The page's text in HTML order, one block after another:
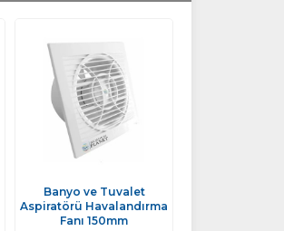
Banyo ve Tuvalet
Aspiratörü Havalandırma
Fanı 150mm